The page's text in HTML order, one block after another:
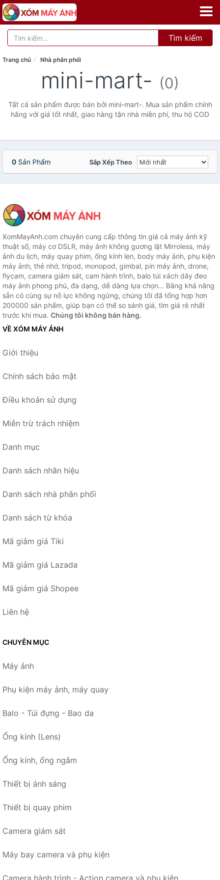
Tìm kiếm
Trang chủ Nhà phân phối
mini-mart- (0)
Tất cả sản phẩm được bán bởi mini-mart-. Mua sản phẩm chính
hãng với giá tốt nhất, giao hàng tận nhà miễn phí, thu hộ COD
0 Sản Phẩm Sắp Xếp Theo
XomMayAnh.com chuyên cung cấp thông tin giá cả máy ảnh kỹ
thuật số, máy cơ DSLR, máy ảnh không gương lật Mirroless, máy
ảnh du lịch, máy quay phim, ống kính len, body máy ảnh, phụ kiện
máy ảnh, thẻ nhớ, tripod, monopod, gimbal, pin máy ảnh, drone,
flycam, camera giám sát, cam hành trình, balo túi xách dây đeo
máy ảnh phong phú, đa dạng, dễ dàng lựa chọn... Bằng khả năng
sẵn có cùng sự nỗ lực không ngừng, chúng tôi đã tổng hợp hơn
200000 sản phẩm, giúp bạn có thể so sánh giá, tìm giá rẻ nhất
trước khi mua. Chúng tôi không bán hàng.
VỀ XÓM MÁY ẢNH
Giới thiệu
Chính sách bảo mật
Điều khoản sử dụng
Miễn trừ trách nhiệm
Danh mục
Danh sách nhãn hiệu
Danh sách nhà phân phối
Danh sách từ khóa
Mã giảm giá Tiki
Mã giảm giá Lazada
Mã giảm giá Shopee
Liên hệ
CHUYÊN MỤC
Máy ảnh
Phụ kiện máy ảnh, máy quay
Balo - Túi đựng - Bao da
Ống kính (Lens)
Ống kính, ống ngắm
Thiết bị ánh sáng
Thiết bị quay phim
Camera giám sát
Máy bay camera và phụ kiện
Camera hành trình - Action camera và phụ kiện